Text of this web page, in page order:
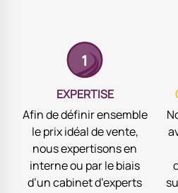
EXPERTISE
Afin de définir ensemble
le prix idéal de vente,
nous expertisons en
interne ou par le biais
d’un cabinet d’experts